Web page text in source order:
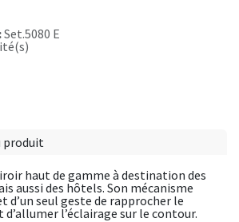
Set.5080 E
produit
haut de gamme à destination des
aussi des hôtels. Son mécanisme
d’un seul geste de rapprocher le
l’éclairage sur le contour.